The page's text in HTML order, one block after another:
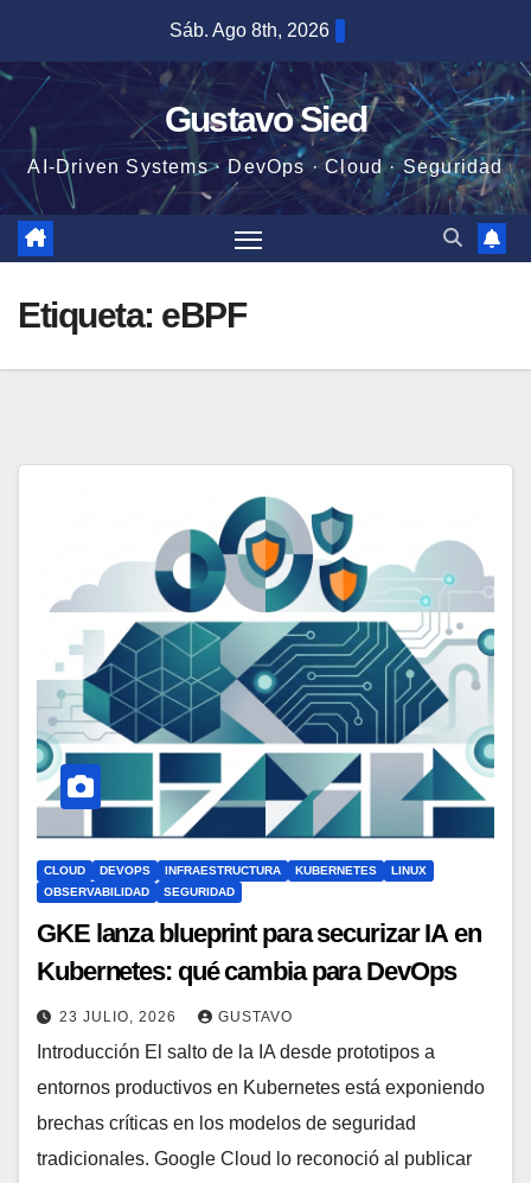
contenido
Sáb. Ago 8th, 2026
Gustavo Sied
AI-Driven Systems · DevOps · Cloud · Seguridad
Etiqueta: eBPF
CLOUD DEVOPS INFRAESTRUCTURA KUBERNETES
LINUX
OBSERVABILIDAD
SEGURIDAD
GKE lanza blueprint para securizar IA en
Kubernetes: qué cambia para DevOps
23 JULIO, 2026 GUSTAVO
Introducción El salto de la IA desde prototipos a
entornos productivos en Kubernetes está exponiendo
brechas críticas en los modelos de seguridad
tradicionales. Google Cloud lo reconoció al publicar